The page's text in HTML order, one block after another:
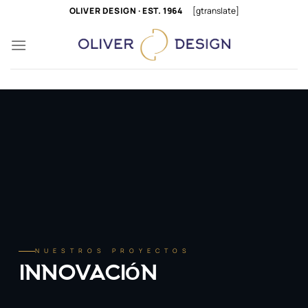
contenido
OLIVER DESIGN · EST. 1964 [gtranslate]
NUESTROS PROYECTOS
INNOVACIÓN